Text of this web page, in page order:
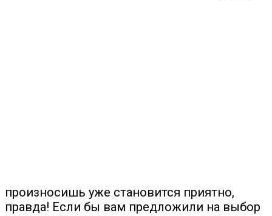
произносишь уже становится приятно,
правда! Если бы вам предложили на выбор